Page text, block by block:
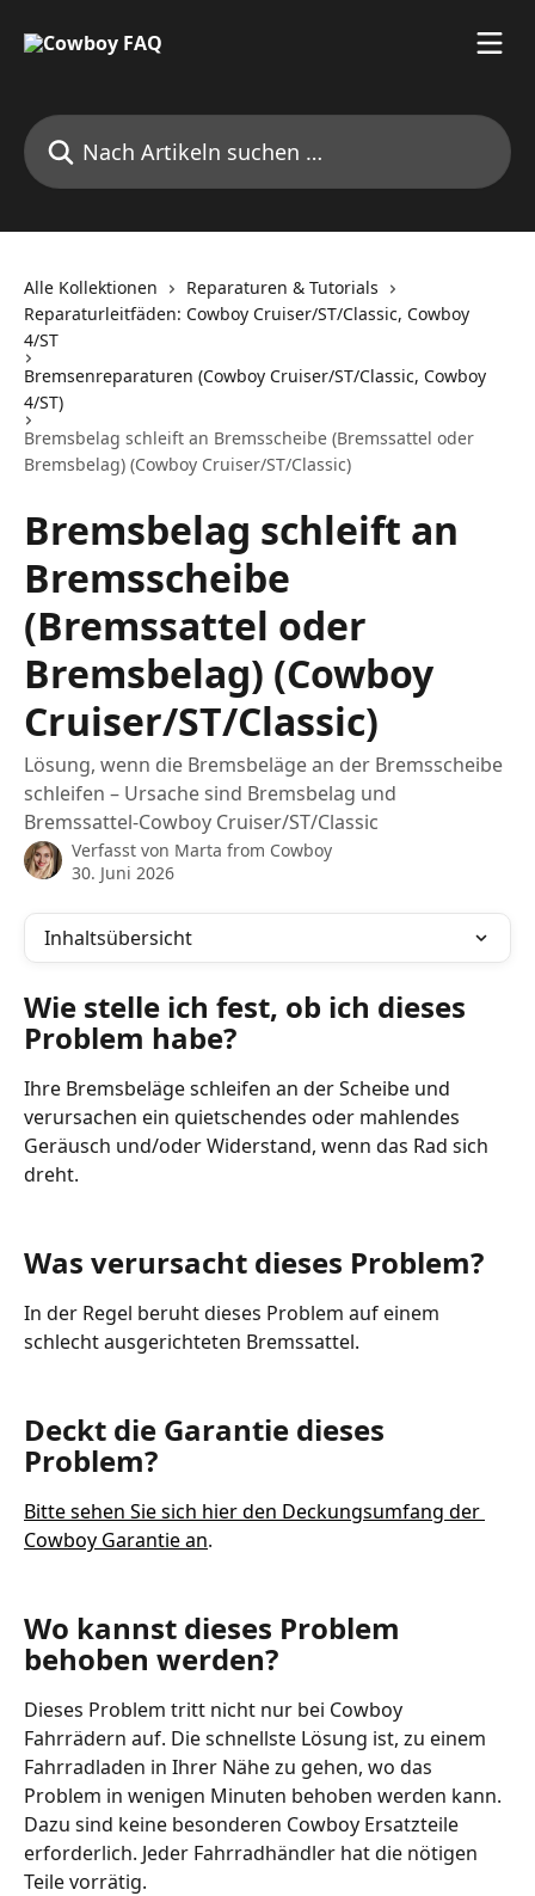
Nach Artikeln suchen …
Alle Kollektionen
Reparaturen & Tutorials
Reparaturleitfäden: Cowboy Cruiser/ST/Classic, Cowboy
4/ST
Bremsenreparaturen (Cowboy Cruiser/ST/Classic, Cowboy
4/ST)
Bremsbelag schleift an Bremsscheibe (Bremssattel oder
Bremsbelag) (Cowboy Cruiser/ST/Classic)
Bremsbelag schleift an
Bremsscheibe
(Bremssattel oder
Bremsbelag) (Cowboy
Cruiser/ST/Classic)
Lösung, wenn die Bremsbeläge an der Bremsscheibe
schleifen – Ursache sind Bremsbelag und
Bremssattel-Cowboy Cruiser/ST/Classic
Verfasst von Marta from Cowboy
30. Juni 2026
Inhaltsübersicht
Wie stelle ich fest, ob ich dieses
Problem habe?
Ihre Bremsbeläge schleifen an der Scheibe und
verursachen ein quietschendes oder mahlendes
Geräusch und/oder Widerstand, wenn das Rad sich
dreht.
Was verursacht dieses Problem?
In der Regel beruht dieses Problem auf einem
schlecht ausgerichteten Bremssattel.
Deckt die Garantie dieses
Problem?
Bitte sehen Sie sich hier den Deckungsumfang der
Cowboy Garantie an.
Wo kannst dieses Problem
behoben werden?
Dieses Problem tritt nicht nur bei Cowboy
Fahrrädern auf. Die schnellste Lösung ist, zu einem
Fahrradladen in Ihrer Nähe zu gehen, wo das
Problem in wenigen Minuten behoben werden kann.
Dazu sind keine besonderen Cowboy Ersatzteile
erforderlich. Jeder Fahrradhändler hat die nötigen
Teile vorrätig.